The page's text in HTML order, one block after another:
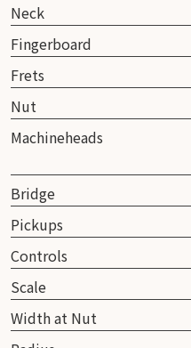
Neck
Fingerboard
Frets
Nut
Machineheads
Bridge
Pickups
Controls
Scale
Width at Nut